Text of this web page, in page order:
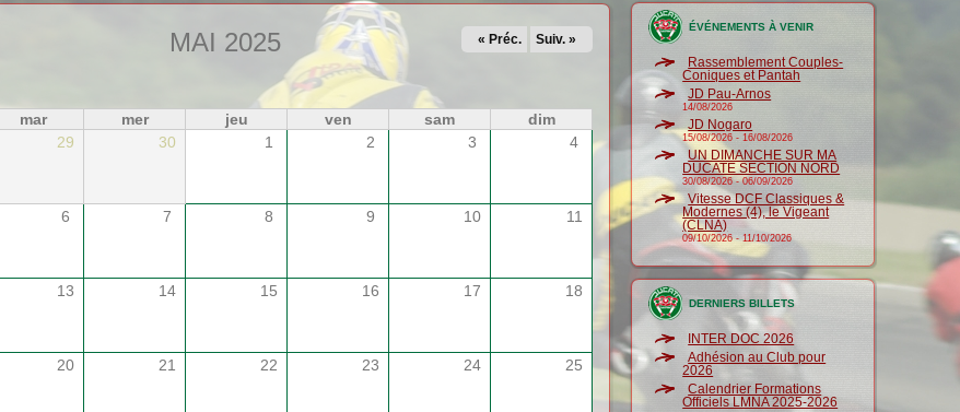
MAI 2025 « Préc. Suiv. »
mar mer jeu ven sam
dim
29 30 1 2 3 4
6 7 8 9 10 11
13 14 15 16 17 18
20 21 22 23 24 25
ÉVÉNEMENTS À VENIR
Rassemblement Couples-
Coniques et Pantah
JD Pau-Arnos
14/08/2026
JD Nogaro
15/08/2026 -16/08/2026
UN DIMANCHE SUR MA
DUCATE SECTION NORD
30/08/2026-06/09/2026
Vitesse DCF Classiques &
Modernes (4), le Vigeant
(CLNA)
09/10/2026-11/10/2026
DERNIERS BILLETS
INTER DOC 2026
Adhésion au Club pour
2026
Calendrier Formations
Officiels LMNA 2025-2026